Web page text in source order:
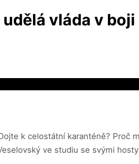
vláda v
k celostátní karanténě? Proč
ve studiu se svými hosty